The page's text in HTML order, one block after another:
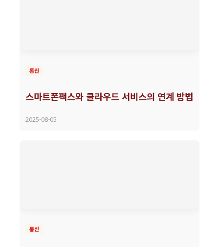
통신
스마트폰팩스와 클라우드 서비스의 연계 방법
2025-08-05
통신